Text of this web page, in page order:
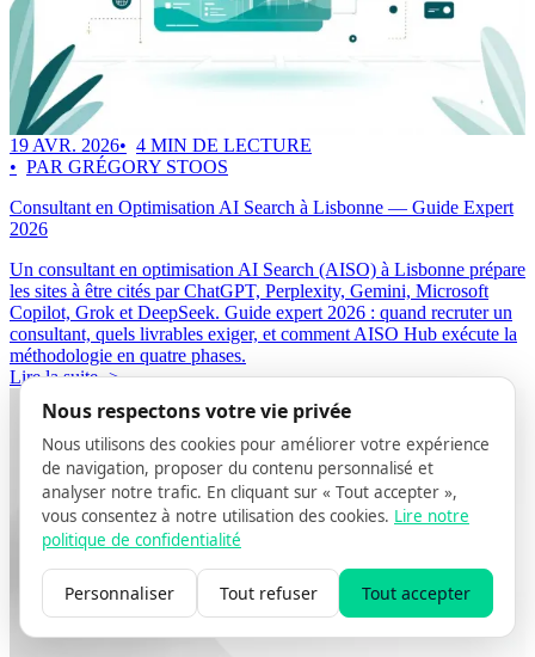
19 AVR. 2026
4 MIN DE LECTURE
PAR GRÉGORY STOOS
Consultant en Optimisation AI Search à Lisbonne — Guide Expert
2026
Un consultant en optimisation AI Search (AISO) à Lisbonne prépare
les sites à être cités par ChatGPT, Perplexity, Gemini, Microsoft
Copilot, Grok et DeepSeek. Guide expert 2026 : quand recruter un
consultant, quels livrables exiger, et comment AISO Hub exécute la
méthodologie en quatre phases.
Lire la suite ->
Nous respectons votre vie privée
Nous utilisons des cookies pour améliorer votre expérience
de navigation, proposer du contenu personnalisé et
analyser notre trafic. En cliquant sur « Tout accepter »,
vous consentez à notre utilisation des cookies. Lire notre
politique de confidentialité
Personnaliser Tout refuser Tout accepter